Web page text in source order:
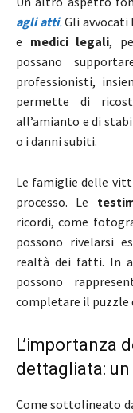
agli atti. Gli avvocati
e medici legali,
possano
professionisti,
permette di
all’amianto e di
o i danni subiti.
Le famiglie delle
processo. Le
ricordi, come
possono rivelarsi
realtà dei fatti. In
possono
completare il puzzle
L’importanza
dettagliata:
Come sottolineato